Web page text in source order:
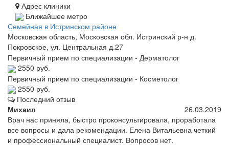
Адрес клиники
Ближайшее метро
Семейная в Истринском районе
Московская область, Московская обл. Истринский р-н д.
Покровское, ул. Центральная д.27
Первичный прием по специализации - Дерматолог
2550 руб.
Первичный прием по специализации - Косметолог
2550 руб.
Последний отзыв
Михаил
26.03.2019
Врач нас приняла, быстро проконсультировала, проработала
все вопросы и дала рекомендации. Елена Витальевна четкий
и профессиональный специалист. Вопросов нет.